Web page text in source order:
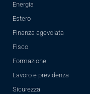
Energia
Estero
Finanza agevolata
Fisco
Formazione
Lavoro e previdenza
Sicurezza